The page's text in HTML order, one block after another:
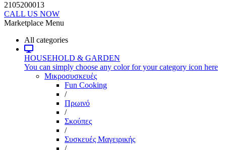
2105200013
CALL US NOW
Marketplace Menu
All categories
HOUSEHOLD & GARDEN
You can simply choose any color for your category icon here
Μικροσυσκευές
Fun Cooking
/
Πρωινό
/
Σκούπες
/
Συσκευές Μαγειρικής
/